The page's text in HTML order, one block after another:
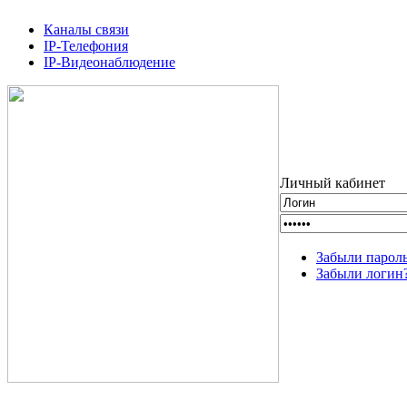
Каналы связи
IP-Телефония
IP-Видеонаблюдение
Личный кабинет
Забыли
Забыли